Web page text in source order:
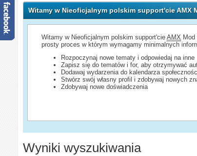
Witamy w Nieoficjalnym polskim support'cie AMX
Witamy w Nieoficjalnym polskim support'cieAMX
prosty proces w którym wymagamy minimalnych
Rozpoczynaj nowe tematy i odpowiedaj na inne
Zapisz się do tematów i for, aby otrzymywać
Dodawaj wydarzenia do kalendarza
Stwórz swój własny profil i zdobywaj nowych
Zdobywaj nowe doświadczenia
Wyniki wyszukiwania